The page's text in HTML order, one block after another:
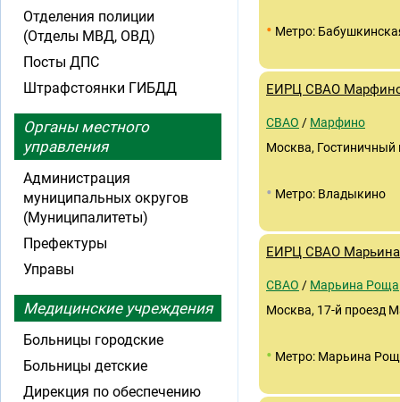
• Метро:
ЕИРЦ СВАО
СВАО / Марфино
Москва, Гостиничный
• Метро: Владыкино
ЕИРЦ СВАО
СВАО / Марьина Роща
Москва, 17-й проезд
• Метро: Марьина
Отделения полиции
(Отделы МВД, ОВД)
Посты ДПС
Штрафстоянки ГИБДД
Органы местного
управления
Администрация
муниципальных округов
(Муниципалитеты)
Префектуры
Управы
Медицинские учреждения
Больницы городские
Больницы детские
Дирекция по обеспечению